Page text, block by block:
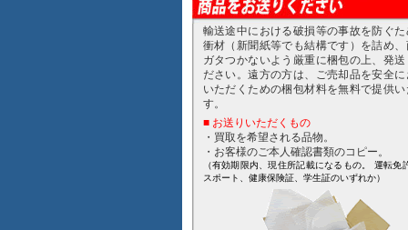
輸送途中における破損等の事故を防ぐ
衝材（新聞紙等でも結構です）を詰め
ガタつかないよう厳重に梱包の上、発
ださい。遠方の方は、ご売却品を安全
いただくための梱包材料を無料で提供
す。
■ お送りいただくもの
・買取を希望される品物。
・お客様のご本人確認書類のコピー。
（有効期限内、現住所記載になるもの。 運転免
スポート、健康保険証、学生証のいずれか）